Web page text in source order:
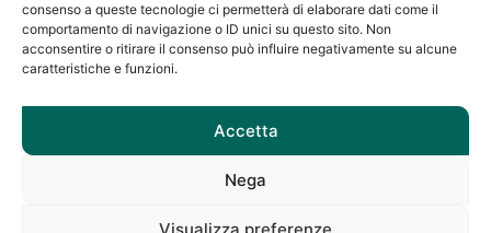
consenso a queste tecnologie ci permetterà di elaborare dati come il
comportamento di navigazione o ID unici su questo sito. Non
acconsentire o ritirare il consenso può influire negativamente su alcune
caratteristiche e funzioni.
Accetta
Nega
Visualizza preferenze
Terme di Monticelli– Via Basse 5 – Monticelli Terme
(Parma)
P.IVA 00160230348 – REA 62545 – Registro imprese di
Direttore Sanitario: Dott. Gianfranco Beltrami